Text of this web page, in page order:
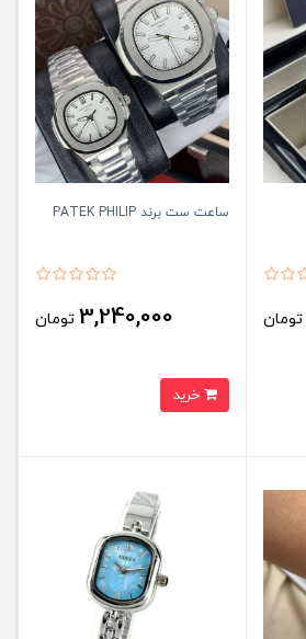
تومان
ساعت ست برند PATEK PHILIP
3,240,000 تومان